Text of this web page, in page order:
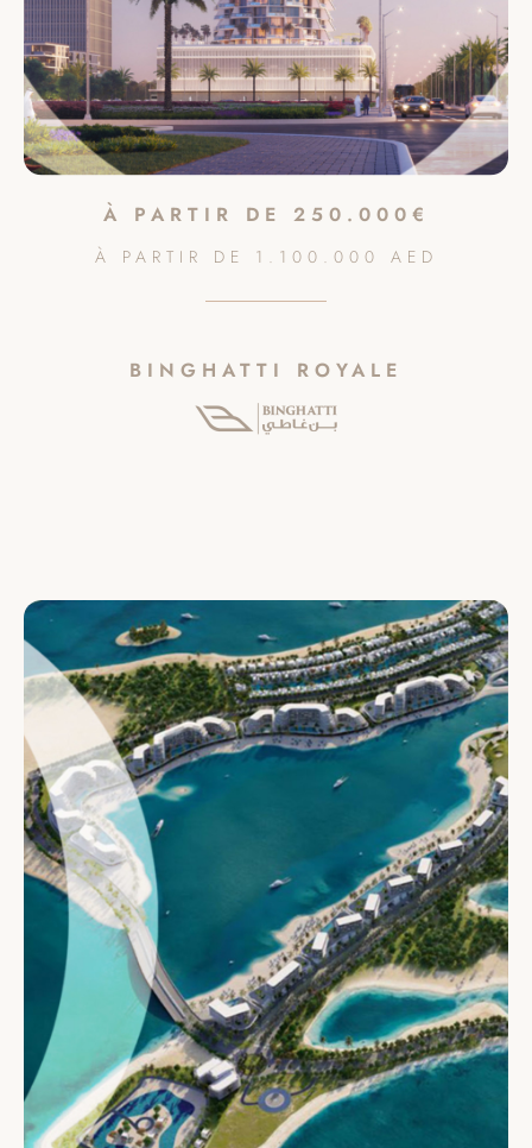
À PARTIR DE 250.000€
À PARTIR DE 1.100.000 AED
BINGHATTI ROYALE